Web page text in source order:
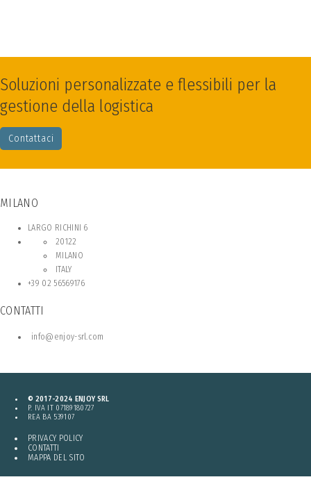
Soluzioni personalizzate e flessibili per la
gestione della logistica
Contattaci
MILANO
LARGO RICHINI 6
20122
MILANO
ITALY
+39 02 56569176
CONTATTI
info@enjoy-srl.com
© 2017-2024 ENJOY SRL
P. IVA IT 07189180727
REA BA 539107
PRIVACY POLICY
CONTATTI
MAPPA DEL SITO